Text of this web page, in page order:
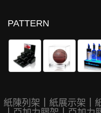
PATTERN
紙陳列架 紙展示架